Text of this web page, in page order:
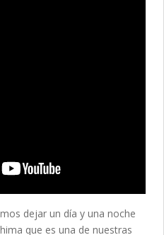
dejar un día y una noche
que es una de nuestras